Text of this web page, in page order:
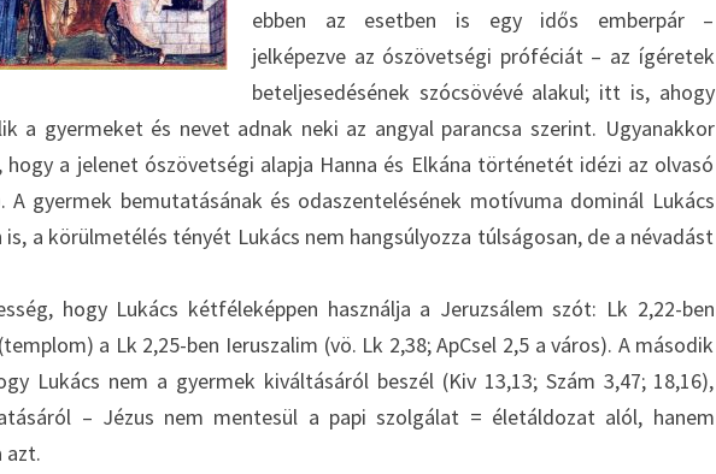
B
É
V
A
S
Z
E
S
A
L
Á
ebben az esetben is egy idős emberpár –
jelképezve az ószövetségi próféciát – az ígéretek
beteljesedésének szócsövévé alakul; itt is, ahogy
a gyermeket és nevet adnak neki az angyal parancsa szerint. Ugyanakkor
hogy a jelenet ószövetségi alapja Hanna és Elkána történetét idézi az olvasó
A gyermek bemutatásának és odaszentelésének motívuma dominál Lukács
is, a körülmetélés tényét Lukács nem hangsúlyozza túlságosan, de a névadást
hogy Lukács kétféleképpen használja a Jeruzsálem szót: Lk 2,22-ben
a Lk 2,25-ben Ieruszalim (vö. Lk 2,38; ApCsel 2,5 a város). A második
Lukács nem a gyermek kiváltásáról beszél (Kiv 13,13; Szám 3,47; 18,16),
– Jézus nem mentesül a papi szolgálat = életáldozat alól, hanem
azt.